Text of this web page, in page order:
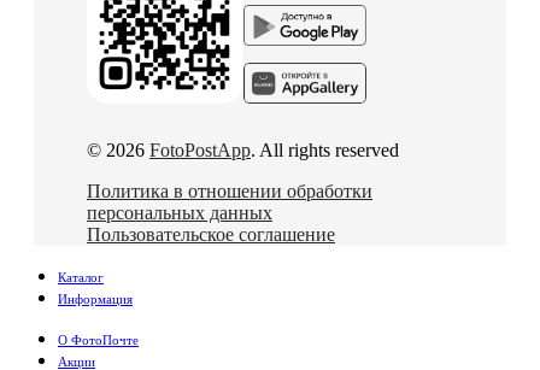
© 2026 FotoPostApp. All rights reserved
Политика в отношении обработки
персональных данных
Пользовательское соглашение
Каталог
Информация
О ФотоПочте
Акции